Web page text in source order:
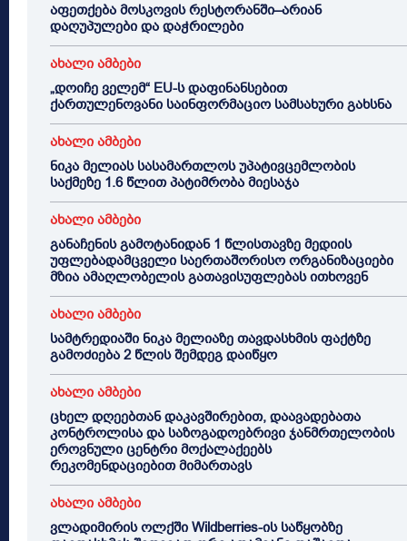
აფეთქება მოსკოვის რესტორანში–არიან
დაღუპულები და დაჭრილები
ახალი ამბები
„დოიჩე ველემ“ EU-ს დაფინანსებით
ქართულენოვანი საინფორმაციო სამსახური გახსნა
ახალი ამბები
ნიკა მელიას სასამართლოს უპატივცემლობის
საქმეზე 1.6 წლით პატიმრობა მიესაჯა
ახალი ამბები
განაჩენის გამოტანიდან 1 წლისთავზე მედიის
უფლებადამცველი საერთაშორისო ორგანიზაციები
მზია ამაღლობელის გათავისუფლებას ითხოვენ
ახალი ამბები
სამტრედიაში ნიკა მელიაზე თავდასხმის ფაქტზე
გამოძიება 2 წლის შემდეგ დაიწყო
ახალი ამბები
ცხელ დღეებთან დაკავშირებით, დაავადებათა
კონტროლისა და საზოგადოებრივი ჯანმრთელობის
ეროვნული ცენტრი მოქალაქეებს
რეკომენდაციებით მიმართავს
ახალი ამბები
ვლადიმირის ოლქში Wildberries-ის საწყობზე